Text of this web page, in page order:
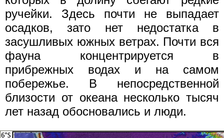
ручейки. Здесь почти не выпадает
осадков, зато нет недостатка в
засушливых южных ветрах. Почти вся
фауна концентрируется в
прибрежных водах и на самом
побережье. В непосредственной
близости от океана несколько тысяч
лет назад обосновались и люди.